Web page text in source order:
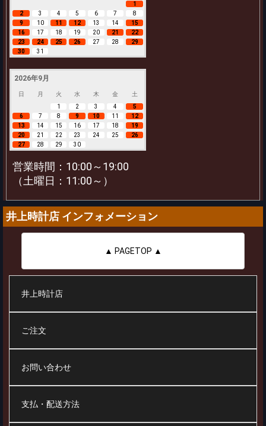
1
2
3 4 5 6 7
8
9
10 11 12 13 14
15
16
17 18 19 20 21
22
23
24 25 26 27 28
29
30
31
2026年9月
日 月 火 水 木 金
土
1
2 3 4
5
6
7 8 9 10 11
12
13
14 15 16 17 18
19
20
21 22 23 24 25
26
27
28 29 30
営業時間：10:00～19:00
（土曜日：11:00～）
井上時計店 インフォメーション
▲ PAGETOP ▲
井上時計店
ご注文
お問い合わせ
支払・配送方法